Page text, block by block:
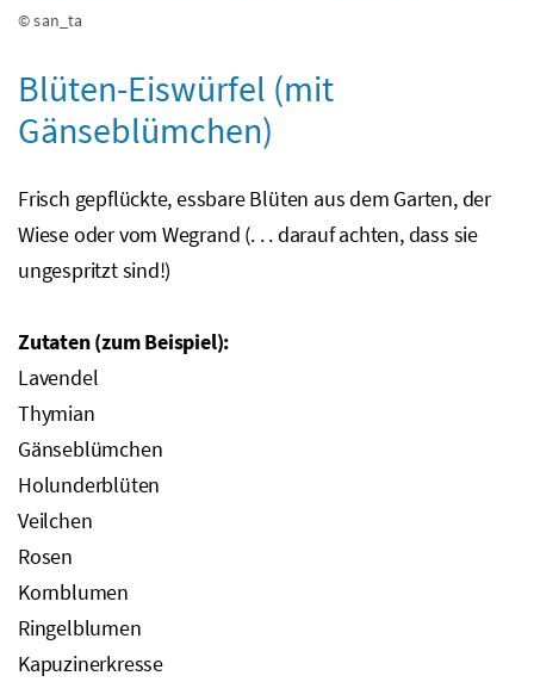
© san_ta
Blüten-Eiswürfel (mit
Gänseblümchen)
Frisch gepflückte, essbare Blüten aus dem Garten, der
Wiese oder vom Wegrand (. . . darauf achten, dass sie
ungespritzt sind!)
Zutaten (zum Beispiel):
Lavendel
Thymian
Gänseblümchen
Holunderblüten
Veilchen
Rosen
Kornblumen
Ringelblumen
Kapuzinerkresse